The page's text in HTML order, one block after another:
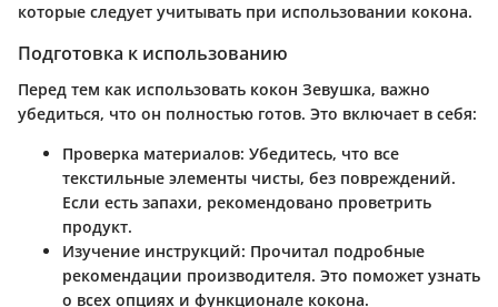
которые следует учитывать при использовании кокона.
Подготовка к использованию
Перед тем как использовать кокон Зевушка, важно
убедиться, что он полностью готов. Это включает в себя:
Проверка материалов: Убедитесь, что все
текстильные элементы чисты, без повреждений.
Если есть запахи, рекомендовано проветрить
продукт.
Изучение инструкций: Прочитал подробные
рекомендации производителя. Это поможет узнать
о всех опциях и функционале кокона.